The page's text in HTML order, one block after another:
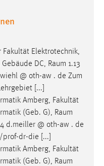
Fakultät Elektrotechnik,
DC, Raum 1.13
@ oth-aw . de Zum
[...]
Amberg, Fakultät
(Geb. G), Raum
d.meiller @ oth-aw . de
dr-die [...]
Amberg, Fakultät
(Geb. G), Raum